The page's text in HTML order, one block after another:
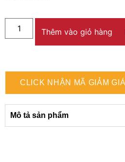
Thêm vào giỏ hàng
CLICK NHẬN MÃ GIẢM
Mô tả sản phẩm